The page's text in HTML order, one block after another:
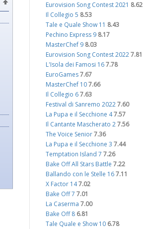
Eurovision Song Contest 2021 8.62
Il Collegio 5 8.53
Tale e Quale Show 11 8.43
Pechino Express 9 8.17
MasterChef 9 8.03
Eurovision Song Contest 2022 7.81
L'Isola dei Famosi 16 7.78
EuroGames 7.67
MasterChef 10 7.66
Il Collegio 6 7.63
Festival di Sanremo 2022 7.60
La Pupa e il Secchione 47.57
Il Cantante Mascherato 2 7.56
The Voice Senior 7.36
La Pupa e il Secchione 3 7.44
Temptation Island 7 7.26
Bake Off All Stars Battle 7.22
Ballando con le Stelle 16 7.11
X Factor 147.02
Bake Off 7 7.01
La Caserma 7.00
Bake Off 8 6.81
Tale Quale e Show 10 6.78